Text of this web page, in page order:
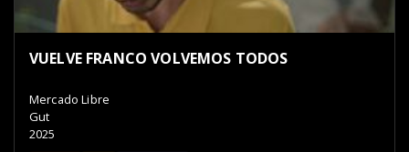
VUELVE FRANCO VOLVEMOS TODOS
Mercado Libre
Gut
2025